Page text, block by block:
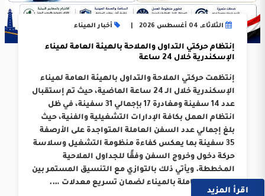
الثلاثاء, 04 أغسطس 2026 أخبار الميناء
إنتظام حركتي التداول والملاحة بالهيئة العامة لميناء
الإسكندرية خلال 24 ساعة
إنتظمت حركتي الملاحة والتداول بالهيئة العامة لميناء
الإسكندرية خلال الـ 24 ساعة الماضية، حيث تم إستقبال
عدد 14 سفينة ومغادرة 17 بإجمالي 31 سفينة، في ظل
انتظام العمل بكافة الإدارات التشغيلية والفنية، حيث
بلغ إجمالي عدد السفن العاملة المتواجدة على الأرصفة
35 سفينة بما يعكس كفاءة منظومة التشغيل وسلاسة
حركة دخول وخروج السفن وفقًا للجداول الملاحية
المخططة. ويأتي ذلك بالتوازي مع التنسيق المستمر بين
الجهات العاملة بالميناء لضمان تسريع معدلات ….
اقرأ المزيد